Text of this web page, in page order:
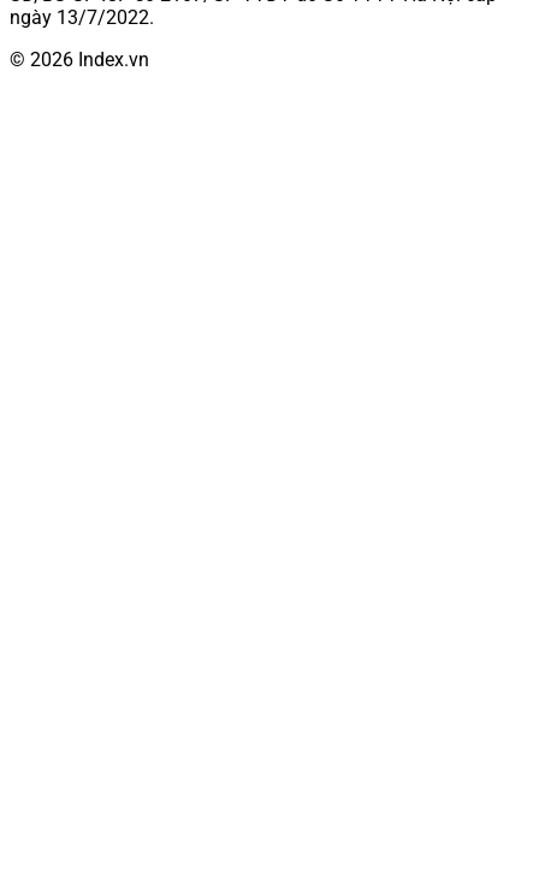
ngày 13/7/2022.
© 2026 Index.vn